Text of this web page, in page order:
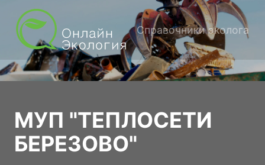
Справочники эколога
МУП "ТЕПЛОСЕТИ
БЕРЕЗОВО"